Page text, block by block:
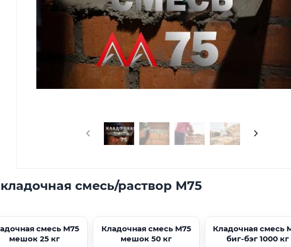
смесь/раствор М75
смесь М75
мешок 25 кг
Кладочная смесь М75
мешок 50 кг
Кладочная смесь
биг-бэг 1000 кг